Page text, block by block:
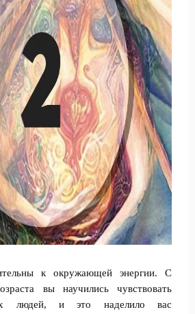
к окружающей энергии. С
вы научились чувствовать
людей, и это наделило вас